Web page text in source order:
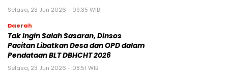
Selasa, 23 Jun 2026 - 09:35 WIB
Daerah
Tak Ingin Salah Sasaran, Dinsos
Pacitan Libatkan Desa dan OPD dalam
Pendataan BLT DBHCHT 2026
Selasa, 23 Jun 2026 - 08:51 WIB